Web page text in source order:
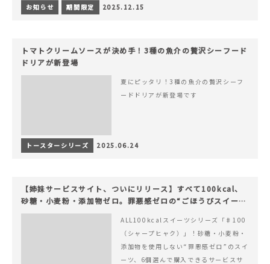
お知らせ 期間限定 2025.12.15
トマトクリームソースが決め手！3種の魚介の贅沢シーフード
ドリアが新登場
夏にピッタリ！3種の魚介の贅沢シーフ
ードドリアが新登場です
トースターシリーズ 2025.06.24
【姉妹サービスサイト、ついにリリース】すべて100kcal、
砂糖・小麦粉・添加物ゼロ。罪悪感ゼロの“ごほうびスイー
ツ”『#100（シャープ100）』
ALL100kcalスイーツシリーズ「♯100
（シャープヒャク）」！砂糖・小麦粉・
添加物を使用しない“罪悪感ゼロ”のスイ
ーツ、6個選んで購入できるサービスサ